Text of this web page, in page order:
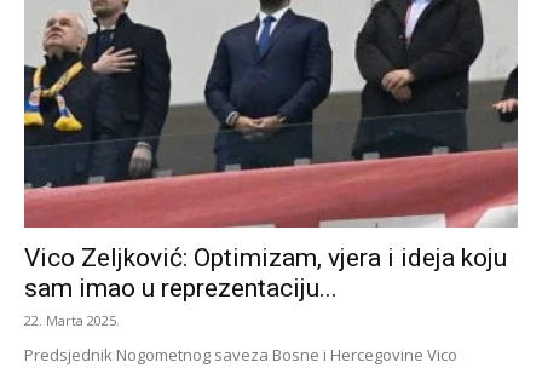
Vico Zeljković: Optimizam, vjera i ideja koju
sam imao u reprezentaciju...
22. Marta 2025.
Predsjednik Nogometnog saveza Bosne i Hercegovine Vico